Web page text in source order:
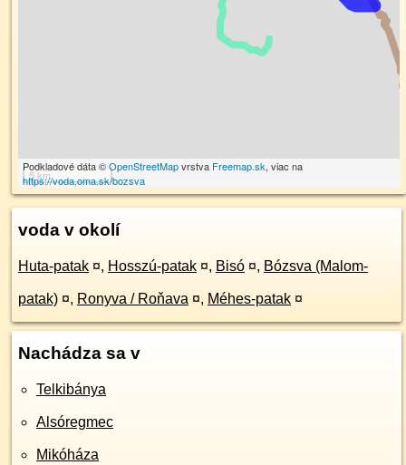
5 km
Podkladové dáta ©OpenStreetMapvrstva Freemap.sk, viac na
https://voda.oma.sk/bozsva
voda v okolí
Huta-patak ¤, Hosszú-patak ¤, Bisó ¤, Bózsva (Malom-
patak) ¤, Ronyva / Roňava ¤, Méhes-patak ¤
Nachádza sa v
Telkibánya
Alsóregmec
Mikóháza